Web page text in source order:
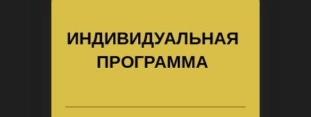
ИНДИВИДУАЛЬНАЯ
ПРОГРАММА